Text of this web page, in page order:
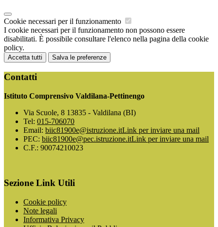
Cookie necessari per il funzionamento
I cookie necessari per il funzionamento non possono essere
disabilitati. È possibile consultare l'elenco nella pagina della cookie
policy.
Accetta tutti Salva le preferenze
Contatti
Istituto Comprensivo Valdilana-Pettinengo
Via Scuole, 8 13835 - Valdilana (BI)
Tel: 015-706070
Email: biic81900e@istruzione.itLink per inviare una mail
PEC: biic81900e@pec.istruzione.itLink per inviare una mail
C.F.: 90074210023
Sezione Link Utili
Cookie policy
Note legali
Informativa Privacy